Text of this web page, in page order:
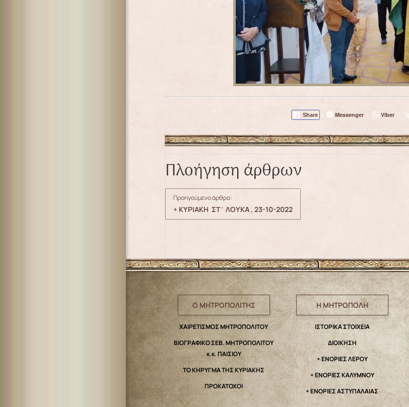
Share Messenger Viber
Πλοήγηση άρθρων
Προηγούμενο άρθρο:
+ ΚΥΡΙΑΚΗ ΣΤ΄ ΛΟΥΚΑ , 23-10-2022
Ο ΜΗΤΡΟΠΟΛΙΤΗΣ
ΧΑΙΡΕΤΙΣΜΟΣ ΜΗΤΡΟΠΟΛΙΤΟΥ
ΒΙΟΓΡΑΦΙΚΟ ΣΕΒ. ΜΗΤΡΟΠΟΛΙΤΟΥ
κ.κ. ΠΑΙΣΙΟΥ
ΤΟ ΚΗΡΥΓΜΑ ΤΗΣ ΚΥΡΙΑΚΗΣ
ΠΡΟΚΑΤΟΧΟΙ
Η ΜΗΤΡΟΠΟΛΗ
IΣΤΟΡΙΚΑ ΣΤΟΙΧΕΙΑ
ΔΙΟΙΚΗΣΗ
+ ΕΝΟΡΙΕΣ ΛΕΡΟΥ
+ ΕΝΟΡΙΕΣ ΚΑΛΥΜΝΟΥ
+ ΕΝΟΡΙΕΣ ΑΣΤΥΠΑΛΑΙΑΣ